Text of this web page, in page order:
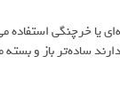
خرچنگی استفاده
ساده‌تر باز و